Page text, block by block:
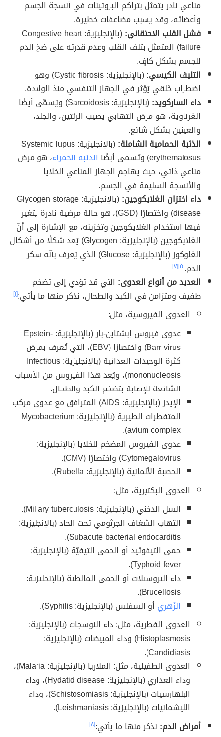
مناعي نادر يتمثل بتراكم البروتينات في أنسجة الجسم
وأعضائه، وقد يسبب مضاعفات خطيرة.
فشل القلب الاحتقاني:
(بالإنجليزية: Congestive heart
failure) المتمثل بتلف القلب وعدم قدرته على ضخ الدم
للجسم بشكل كافٍ.
التليف الكيسي:
(بالإنجليزية: Cystic fibrosis) وهو
اضطراب خَلقي يُؤثر في الجهاز التنفسي منذ الولادة.
داء الساركويد:
(بالإنجليزية: Sarcoidosis) ويُسمّى أيضًا
الغرناوية، هو مرض التهابي يصيب الرئتين، والجلد،
والعينين بشكل شائع.
الذئبة الحمامية الشاملة:
(بالإنجليزية: Systemic lupus
erythematosus) وتُسمى أيضًا
الذئبة الحمراء، هو مرض
مناعي ذاتي، حيث يهاجم الجهاز المناعي الخلايا
والأنسجة السليمة في الجسم.
داء اختزان الغلايكوجين:
(بالإنجليزية: Glycogen storage
disease) واختصارًا (GSD)، هو حالة مرضية نادرة يتغير
فيها استخدام الغلايكوجين وتخزينه، مع الإشارة إلى أنّ
الغلايكوجين (بالإنجليزية: Glycogen) يُعد شكلًا من أشكال
الغلوكوز (بالإنجليزية: Glucose) الذي يُعرف بأنّه سكر
الدم.[٥] [٧]
العديد من أنواع العدوى: التي قد تؤدي إلى تضخم
طفيف ومتزامن في الكبد والطحال، نذكر منها ما يأتي:[١]
العدوى الفيروسية، مثل:
عدوى فيروس إبشتاين-بار (بالإنجليزية: Epstein-
Barr virus) واختصارًا (EBV)، التي تُعرف بمرض
كثرة الوحيدات العدائية (بالإنجليزية: Infectious
mononucleosis)‏، ويُعد هذا الفيروس من الأسباب
الشائعة للإصابة بتضخم الكبد والطحال.
الإيدز (بالإنجليزية: AIDS) المترافق مع عدوى مركب
المتفطرات الطيرية (بالإنجليزية: Mycobacterium
avium complex).
عدوى الفيروس المضخم للخلايا (بالإنجليزية:
Cytomegalovirus) واختصارًا (CMV).
الحصبة الألمانية (بالإنجليزية: Rubella).
العدوى البكتيرية، مثل:
السل الدخني (بالإنجليزية: Miliary tuberculosis).
التهاب الشغاف الجرثومي تحت الحاد (بالإنجليزية:
Subacute bacterial endocarditis).
حمى التيفوئيد أو الحمى التيفيّة (بالإنجليزية:
Typhoid fever).
داء البروسيلات أو الحمى المالطية (بالإنجليزية:
Brucellosis).
الزُهري أو السفلس (بالإنجليزية: Syphilis).
العدوى الفطرية، مثل: داء النوسجات (بالإنجليزية:
Histoplasmosis) وداء المبيضات (بالإنجليزية:
Candidiasis).
العدوى الطفيلية، مثل: الملاريا (بالإنجليزية: Malaria)،
وداء العداري (بالإنجليزية: Hydatid disease)، وداء
البلهارسيات (بالإنجليزية: Schistosomiasis)، وداء
الليشمانيات (بالإنجليزية: Leishmaniasis).
أمراض الدم: نذكر منها ما يأتي:[٨]